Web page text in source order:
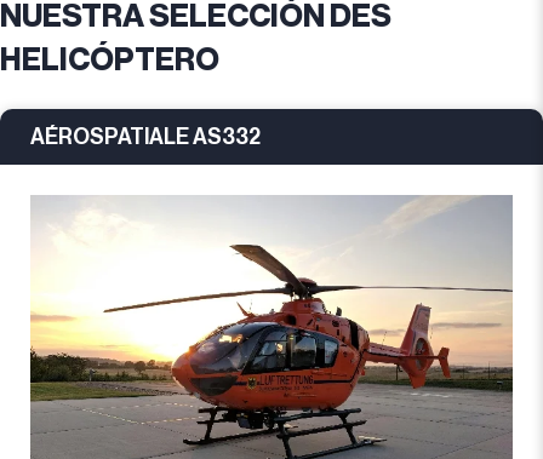
NUESTRA SELECCIÓN DES
HELICÓPTERO
AÉROSPATIALE AS332